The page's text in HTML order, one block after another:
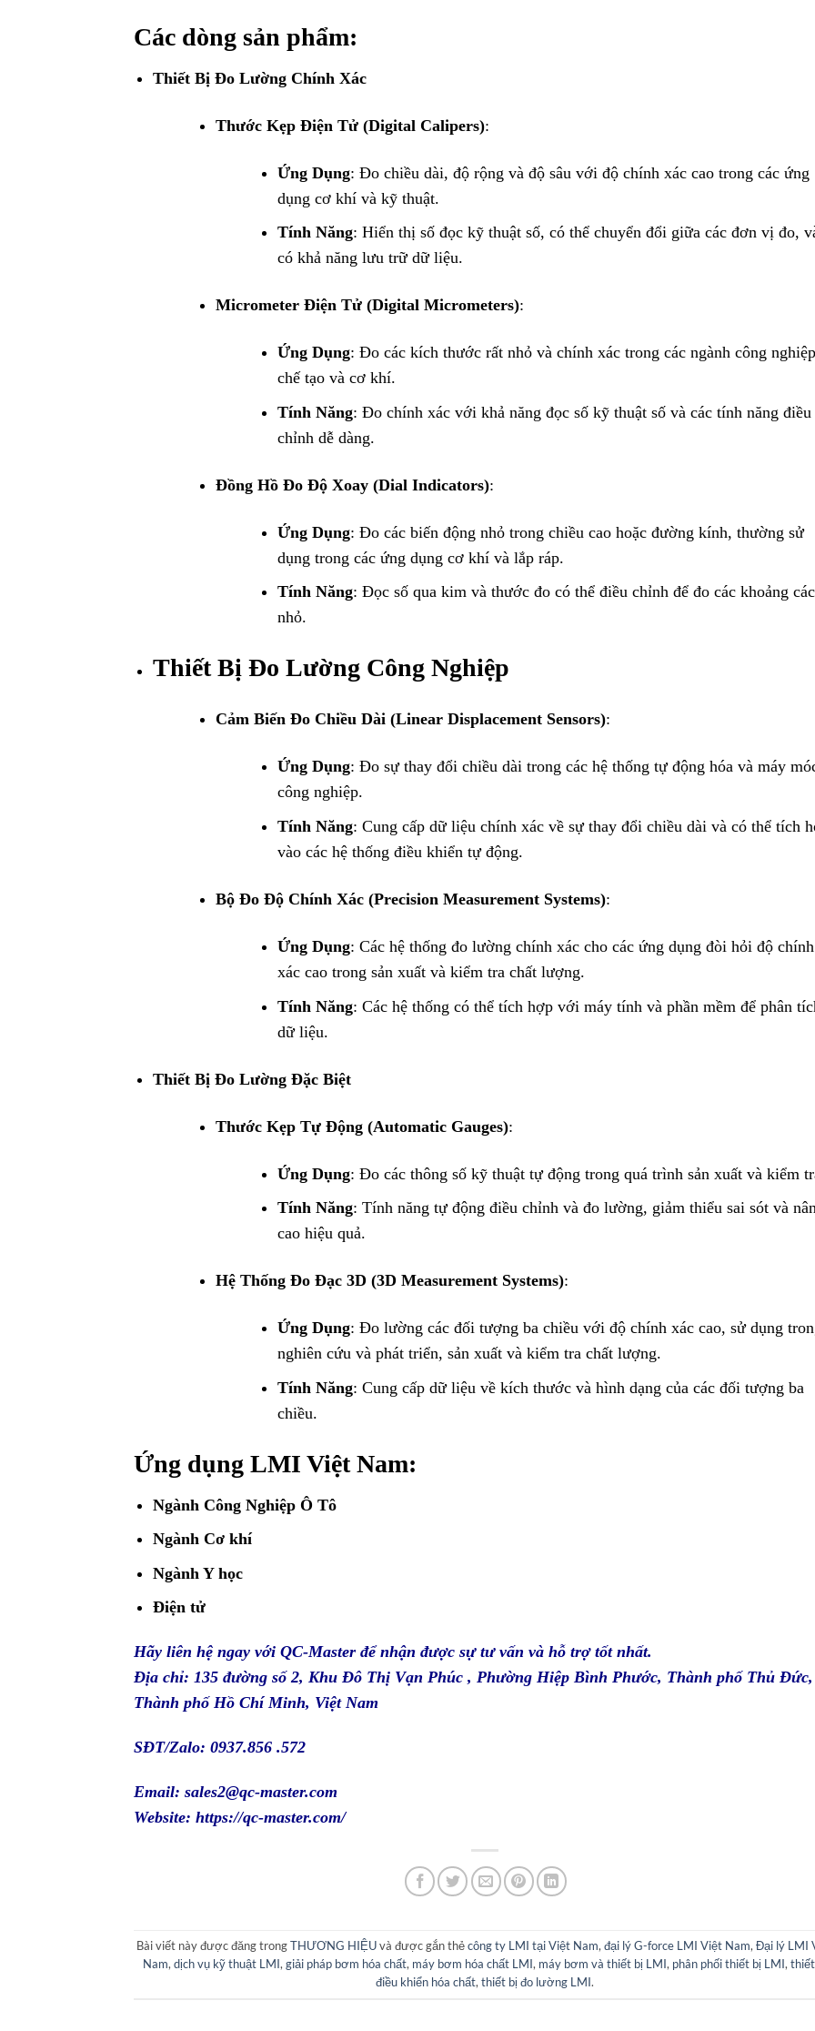
Các dòng sản phẩm:
Thiết Bị Đo Lường Chính Xác
Thước Kẹp Điện Tử (Digital Calipers):
Ứng Dụng: Đo chiều dài, độ rộng và độ sâu với độ chính xác cao trong các ứng
dụng cơ khí và kỹ thuật.
Tính Năng: Hiển thị số đọc kỹ thuật số, có thể chuyển đổi giữa các đơn vị đo,
có khả năng lưu trữ dữ liệu.
Micrometer Điện Tử (Digital Micrometers):
Ứng Dụng: Đo các kích thước rất nhỏ và chính xác trong các ngành công
chế tạo và cơ khí.
Tính Năng: Đo chính xác với khả năng đọc số kỹ thuật số và các tính năng điều
chỉnh dễ dàng.
Đồng Hồ Đo Độ Xoay (Dial Indicators):
Ứng Dụng: Đo các biến động nhỏ trong chiều cao hoặc đường kính, thường sử
dụng trong các ứng dụng cơ khí và lắp ráp.
Tính Năng: Đọc số qua kim và thước đo có thể điều chỉnh để đo các khoảng
nhỏ.
Thiết Bị Đo Lường Công Nghiệp
Cảm Biến Đo Chiều Dài (Linear Displacement Sensors):
Ứng Dụng: Đo sự thay đổi chiều dài trong các hệ thống tự động hóa và máy
công nghiệp.
Tính Năng: Cung cấp dữ liệu chính xác về sự thay đổi chiều dài và có thể tích
vào các hệ thống điều khiển tự động.
Bộ Đo Độ Chính Xác (Precision Measurement Systems):
Ứng Dụng: Các hệ thống đo lường chính xác cho các ứng dụng đòi hỏi độ chính
xác cao trong sản xuất và kiểm tra chất lượng.
Tính Năng: Các hệ thống có thể tích hợp với máy tính và phần mềm để phân
dữ liệu.
Thiết Bị Đo Lường Đặc Biệt
Thước Kẹp Tự Động (Automatic Gauges):
Ứng Dụng: Đo các thông số kỹ thuật tự động trong quá trình sản xuất và kiểm
Tính Năng: Tính năng tự động điều chỉnh và đo lường, giảm thiểu sai sót và
cao hiệu quả.
Hệ Thống Đo Đạc 3D (3D Measurement Systems):
Ứng Dụng: Đo lường các đối tượng ba chiều với độ chính xác cao, sử dụng
nghiên cứu và phát triển, sản xuất và kiểm tra chất lượng.
Tính Năng: Cung cấp dữ liệu về kích thước và hình dạng của các đối tượng ba
chiều.
Ứng dụng LMI Việt Nam:
Ngành Công Nghiệp Ô Tô
Ngành Cơ khí
Ngành Y học
Điện tử
Hãy liên hệ ngay với QC-Master để nhận được sự tư vấn và hỗ trợ tốt nhất.
Địa chỉ: 135 đường số 2, Khu Đô Thị Vạn Phúc , Phường Hiệp Bình Phước, Thành phố Thủ Đức,
Thành phố Hồ Chí Minh, Việt Nam
SĐT/Zalo: 0937.856 .572
Email: sales2@qc-master.com
Website: https://qc-master.com/
Bài viết này được đăng trongTHƯƠNG HIỆUvà được gắn thẻcông ty LMI tại Việt Nam,đại lý G-force LMI Việt Nam,Đại lý LMI
Nam,dịch vụ kỹ thuật LMI,giải pháp bơm hóa chất, máy bơm hóa chất LMI, máy bơm và thiết bị LMI, phân phối thiết bị LMI,
điều khiển hóa chất,thiết bị đo lường LMI.